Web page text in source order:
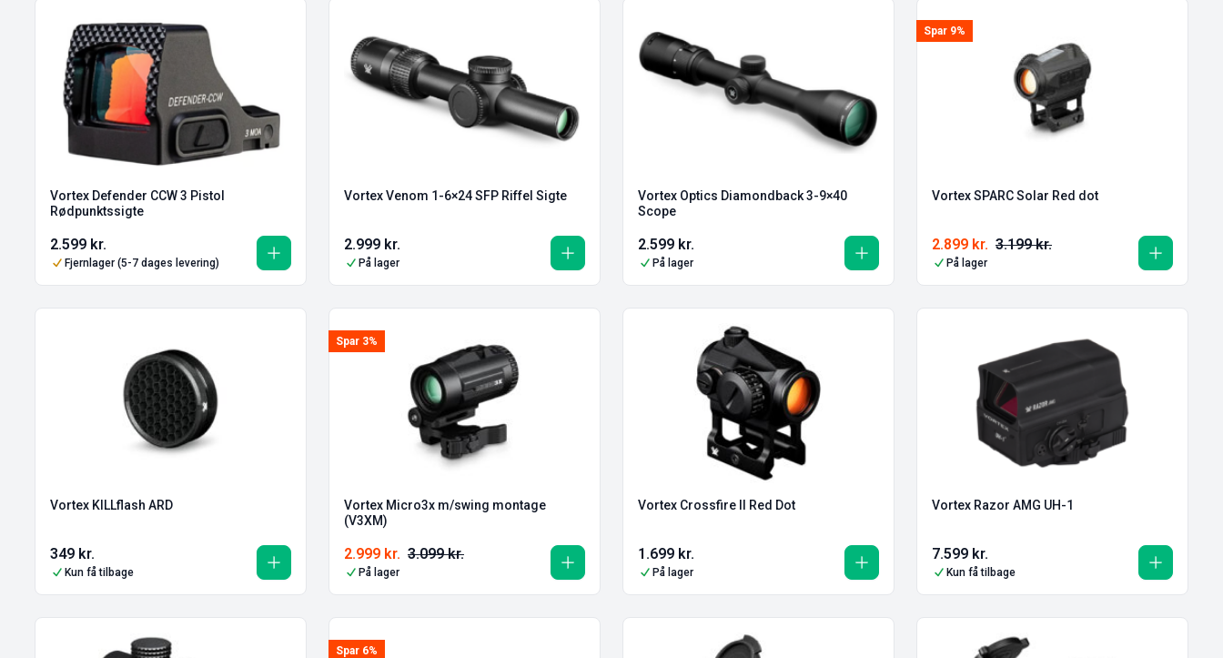
Vortex Defender CCW 3 Pistol
Rødpunktssigte
2.599 kr.
Fjernlager (5-7 dages levering)
Vortex Venom 1-6×24 SFP Riffel Sigte
2.999 kr.
På lager
Vortex Optics Diamondback 3-9×40
Scope
2.599 kr.
På lager
Spar 9%
Vortex SPARC Solar Red dot
3.199kr.
2.899 kr.
På lager
Vortex KILLflash ARD
349 kr.
Kun få tilbage
Spar 3%
Vortex Micro3x m/swing montage
(V3XM)
3.099kr.
2.999 kr.
På lager
Vortex Crossfire II Red Dot
1.699 kr.
På lager
Vortex Razor AMG UH-1
7.599 kr.
Kun få tilbage
Spar 6%